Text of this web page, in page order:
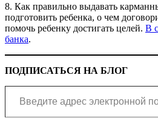
8. Как правильно выдавать
подготовить ребенка, о чем
помочь ребенку достигать целей. В
банка.
ПОДПИСАТЬСЯ НА БЛОГ
Введите адрес электронной почты…